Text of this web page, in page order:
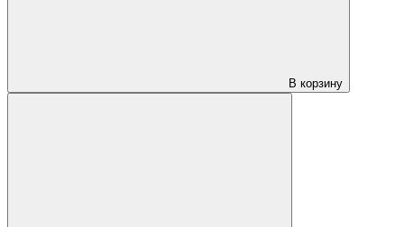
В корзину